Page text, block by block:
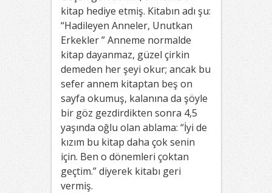
kitap hediye etmiş. Kitabın adı şu:
“Hadileyen Anneler, Unutkan
Erkekler ” Anneme normalde
kitap dayanmaz, güzel çirkin
demeden her şeyi okur; ancak bu
sefer annem kitaptan beş on
sayfa okumuş, kalanına da şöyle
bir göz gezdirdikten sonra 4,5
yaşında oğlu olan ablama: “İyi de
kızım bu kitap daha çok senin
için. Ben o dönemleri çoktan
geçtim.” diyerek kitabı geri
vermiş.